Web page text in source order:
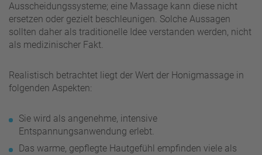
Ausscheidungssysteme; eine Massage kann diese nicht
ersetzen oder gezielt beschleunigen. Solche Aussagen
sollten daher als traditionelle Idee verstanden werden, nicht
als medizinischer Fakt.
Realistisch betrachtet liegt der Wert der Honigmassage in
folgenden Aspekten:
Sie wird als angenehme, intensive
Entspannungsanwendung erlebt.
Das warme, gepflegte Hautgefühl empfinden viele als